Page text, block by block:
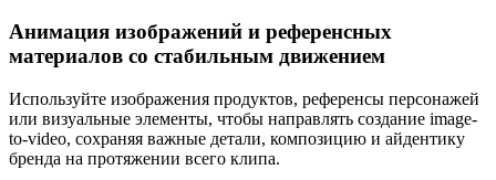
Анимация изображений и референсных
материалов со стабильным движением
Используйте изображения продуктов, референсы персонажей
или визуальные элементы, чтобы направлять создание image-
to-video, сохраняя важные детали, композицию и айдентику
бренда на протяжении всего клипа.